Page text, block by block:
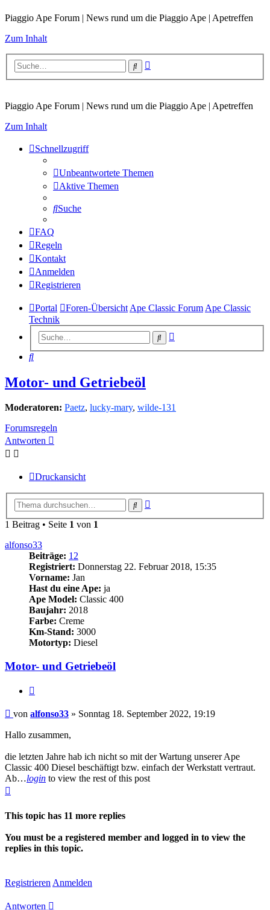
Piaggio Ape Forum | News rund um die Piaggio Ape | Apetreffen
Zum Inhalt
Suche
Piaggio Ape Forum | News rund um die Piaggio Ape | Apetreffen
Zum Inhalt
Schnellzugriff
Unbeantwortete Themen
Aktive Themen
Suche
FAQ
Regeln
Kontakt
Anmelden
Registrieren
Portal Foren-Übersicht Ape Classic Forum Ape Classic
Technik
Suche
Suche
Motor- und Getriebeöl
Moderatoren: Paetz, lucky-mary, wilde-131
Forumsregeln
Antworten
Druckansicht
Suche
1 Beitrag • Seite 1 von 1
alfonso33
Beiträge: 12
Registriert: Donnerstag 22. Februar 2018, 15:35
Vorname: Jan
Hast du eine Ape: ja
Ape Model: Classic 400
Baujahr: 2018
Farbe: Creme
Km-Stand: 3000
Motortyp: Diesel
Motor- und Getriebeöl
Beitrag
von alfonso33 » Sonntag 18. September 2022, 19:19
Hallo zusammen,
die letzten Jahre hab ich nicht so mit der Wartung unserer Ape
Classic 400 Diesel beschäftigt bzw. einfach der Werkstatt vertraut.
Ab…login to view the rest of this post
This topic has 11 more replies
You must be a registered member and logged in to view the
replies in this topic.
Registrieren Anmelden
Antworten